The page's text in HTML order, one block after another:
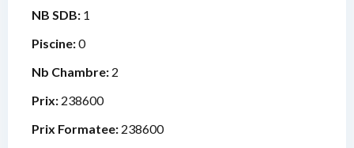
NB SDB: 1
Piscine:0
Nb Chambre: 2
Prix: 238600
Prix Formatee: 238600